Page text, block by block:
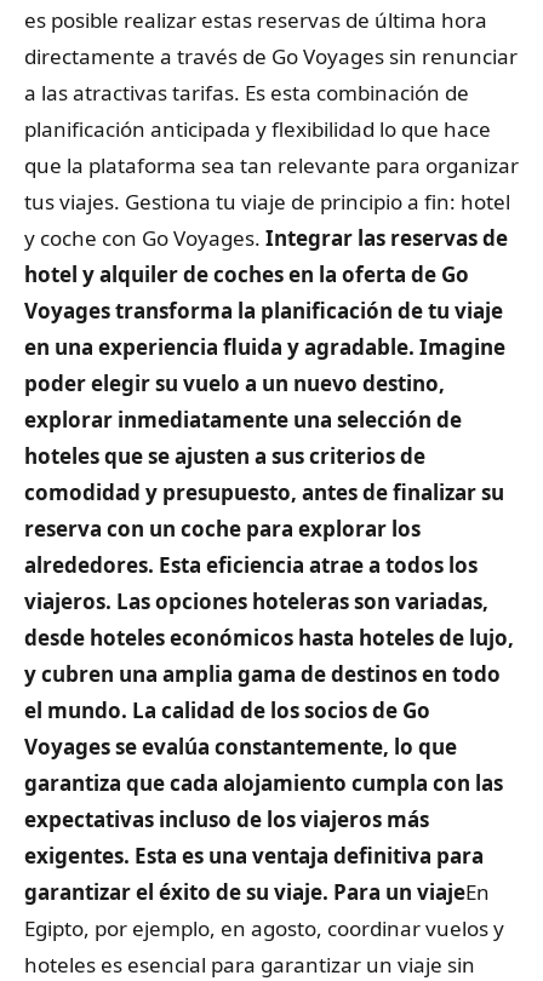
es posible realizar estas reservas de última hora
directamente a través de Go Voyages sin renunciar
a las atractivas tarifas. Es esta combinación de
planificación anticipada y flexibilidad lo que hace
que la plataforma sea tan relevante para organizar
tus viajes. Gestiona tu viaje de principio a fin: hotel
y coche con Go Voyages. Integrar las reservas de
hotel y alquiler de coches en la oferta de Go
Voyages transforma la planificación de tu viaje
en una experiencia fluida y agradable. Imagine
poder elegir su vuelo a un nuevo destino,
explorar inmediatamente una selección de
hoteles que se ajusten a sus criterios de
comodidad y presupuesto, antes de finalizar su
reserva con un coche para explorar los
alrededores. Esta eficiencia atrae a todos los
viajeros. Las opciones hoteleras son variadas,
desde hoteles económicos hasta hoteles de lujo,
y cubren una amplia gama de destinos en todo
el mundo. La calidad de los socios de Go
Voyages se evalúa constantemente, lo que
garantiza que cada alojamiento cumpla con las
expectativas incluso de los viajeros más
exigentes. Esta es una ventaja definitiva para
garantizar el éxito de su viaje. Para un viajeEn
Egipto, por ejemplo, en agosto, coordinar vuelos y
hoteles es esencial para garantizar un viaje sin